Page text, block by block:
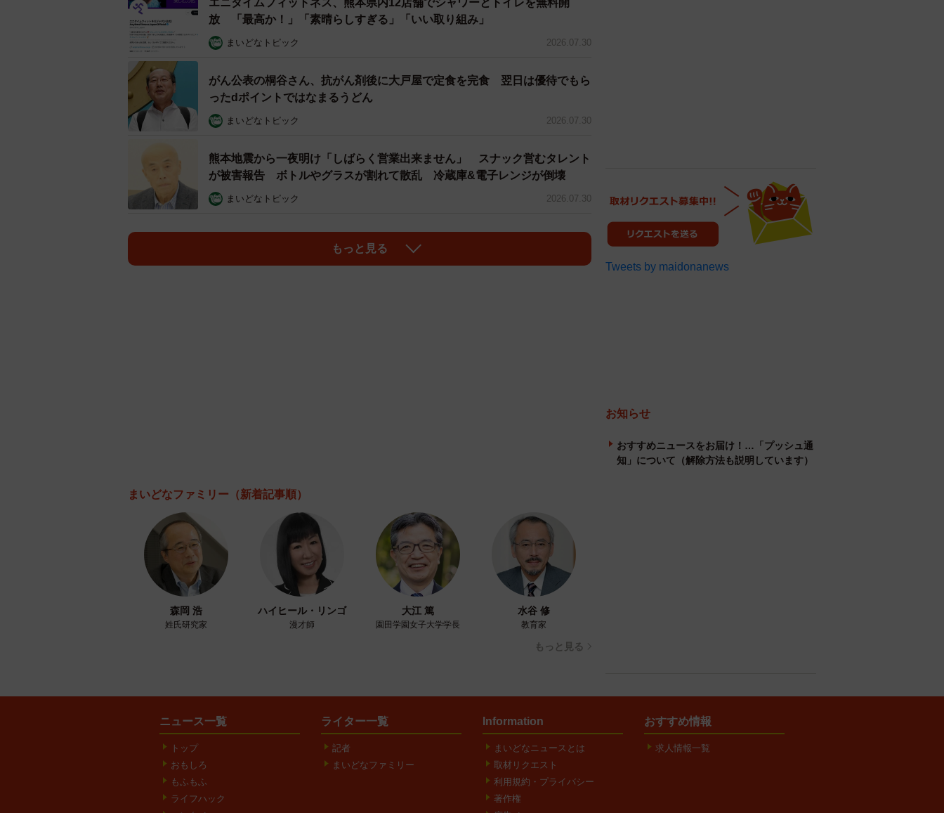
放 「最高か！」「素晴らしすぎる」「いい取り組み」
まいどなトピック 2026.07.30
がん公表の桐谷さん、抗がん剤後に大戸屋で定食を完食 翌日は優待でもら
ったdポイントではなまるうどん
まいどなトピック 2026.07.30
熊本地震から一夜明け「しばらく営業出来ません」 スナック営むタレント
が被害報告 ボトルやグラスが割れて散乱 冷蔵庫&電子レンジが倒壊
まいどなトピック 2026.07.30
もっと見る
まいどなファミリー （新着記事順）
森岡 浩
姓氏研究家
ハイヒール・リンゴ
漫才師
大江 篤
園田学園女子大学学長
水谷 修
教育家
もっと見る
Tweets by maidonanews
お知らせ
おすすめニュースをお届け！…「プッシュ通
知」について（解除方法も説明しています）
ニュース一覧
トップ
おもしろ
もふもふ
ライフハック
ライター一覧
記者
まいどなファミリー
Information
まいどなニュースとは
取材リクエスト
利用規約・プライバシー
著作権
おすすめ情報
求人情報一覧